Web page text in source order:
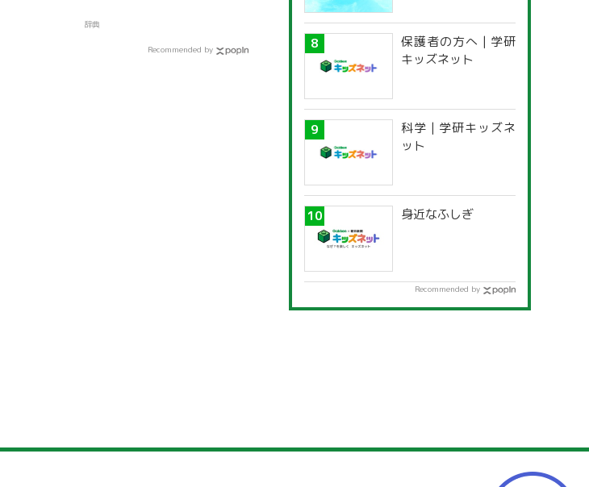
辞典
Recommended by
道府県別「夏季休暇
一覧」
保護者の方へ | 学研
キッズネット
科学 | 学研キッズネ
ット
身近なふしぎ
Recommended by